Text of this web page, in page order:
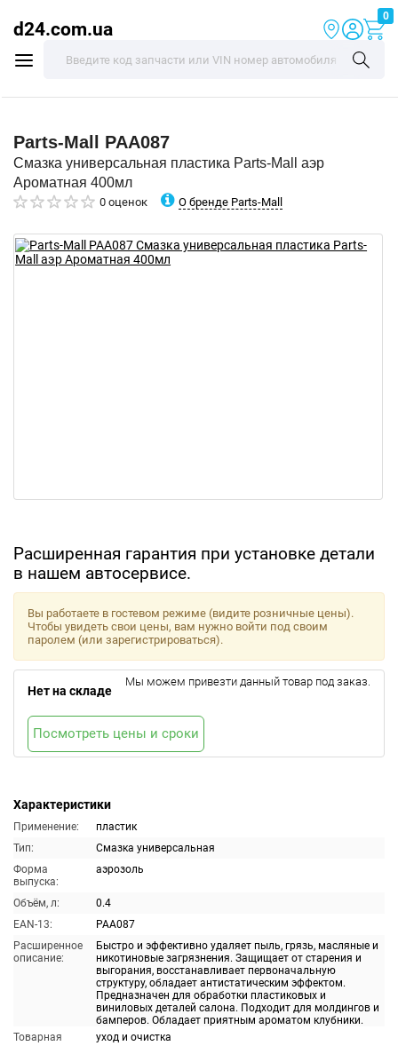
d24.com.ua
0
Parts-Mall PAA087
Смазка универсальная пластика Parts-Mall аэр
Ароматная 400мл
0 оценок О бренде Parts-Mall
Расширенная гарантия при установке детали
в нашем автосервисе.
Характеристики
Применение:
пластик
Тип:
Смазка универсальная
Форма
выпуска:
аэрозоль
Объём, л:
0.4
EAN-13:
PAA087
Расширенное
описание:
Быстро и эффективно удаляет пыль, грязь, масляные и
никотиновые загрязнения. Защищает от старения и
выгорания, восстанавливает первоначальную
структуру, обладает антистатическим эффектом.
Предназначен для обработки пластиковых и
виниловых деталей салона. Подходит для молдингов и
бамперов. Обладает приятным ароматом клубники.
Товарная
уход и очистка
Вы работаете в гостевом режиме (видите розничные цены).
Чтобы увидеть свои цены, вам нужно войти под своим
паролем (или зарегистрироваться).
Нет на складе
Мы можем привезти данный товар под заказ.
Посмотреть цены и сроки